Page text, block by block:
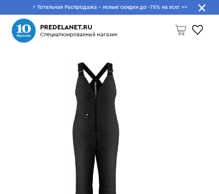
⚡ Тотальная Распродажа - новые скидки до -75% на все! >>
PREDELANET.RU
Специализированный магазин
Что будем искать?